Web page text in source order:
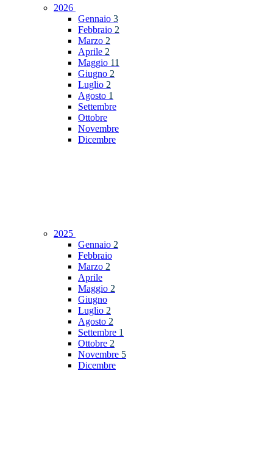
2026
Gennaio 3
Febbraio 2
Marzo 2
Aprile 2
Maggio 11
Giugno 2
Luglio 2
Agosto 1
Settembre
Ottobre
Novembre
Dicembre
2025
Gennaio 2
Febbraio
Marzo 2
Aprile
Maggio 2
Giugno
Luglio 2
Agosto 2
Settembre 1
Ottobre 2
Novembre 5
Dicembre